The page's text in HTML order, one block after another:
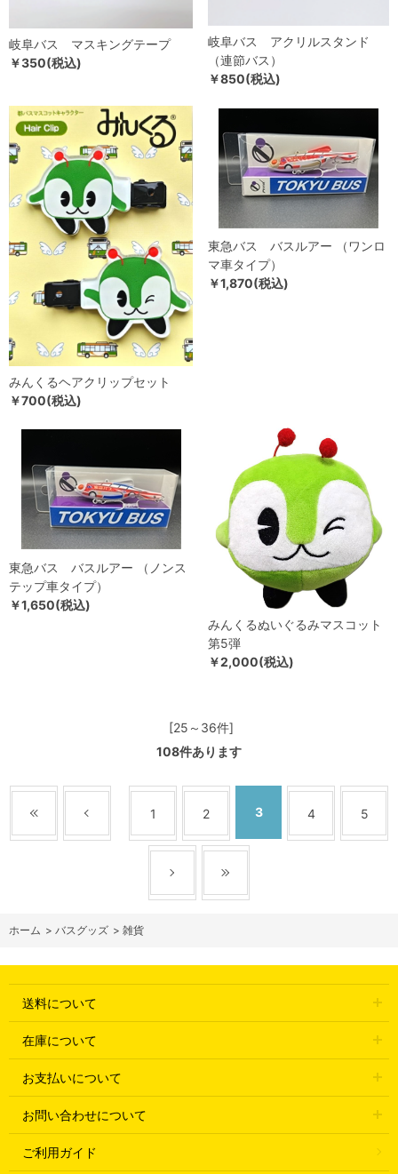
岐阜バス マスキングテープ
￥350(税込)
岐阜バス アクリルスタンド
（連節バス）
￥850(税込)
みんくるヘアクリップセット
￥700(税込)
東急バス バスルアー （ワンロ
マ車タイプ）
￥1,870(税込)
東急バス バスルアー （ノンス
テップ車タイプ）
￥1,650(税込)
みんくるぬいぐるみマスコット
第5弾
￥2,000(税込)
[25～36件]
108件あります
1 2 3 4 5
ホーム > バスグッズ > 雑貨
送料について
在庫について
お支払いについて
お問い合わせについて
ご利用ガイド